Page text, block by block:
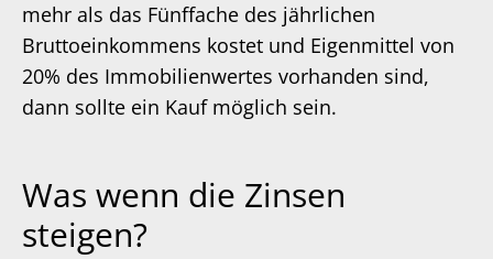
mehr als das Fünffache des jährlichen
Bruttoeinkommens kostet und Eigenmittel von
20% des Immobilienwertes vorhanden sind,
dann sollte ein Kauf möglich sein.
Was wenn die Zinsen
steigen?